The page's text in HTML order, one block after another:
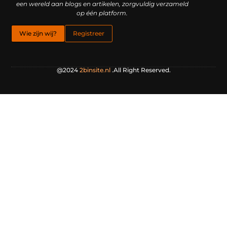
een wereld aan blogs en artikelen, zorgvuldig verzameld
op één platform.
Wie zijn wij? Registreer
@2024 2binsite.nl.All Right Reserved.